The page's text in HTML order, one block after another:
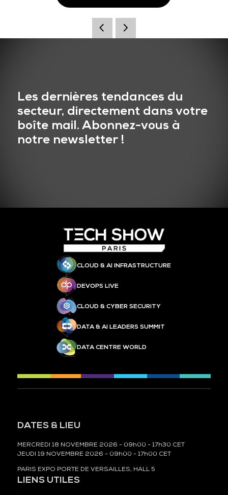
Les dernières tendances du
secteur, directement dans votre
boîte mail. Abonnez-vous à
notre newsletter !
CLOUD & AI INFRASTRUCTURE
DEVOPS LIVE
CLOUD & CYBER SECURITY
DATA & AI LEADERS SUMMIT
DATA CENTRE WORLD
DATES & LIEU
MERCREDI 18 NOVEMBRE 2026 - 09h00 - 17h30 CET
JEUDI 19 NOVEMBRE 2026 - 09h00 - 17h00 CET
PARIS EXPO PORTE DE VERSAILLES, HALL 5
LIENS UTILES